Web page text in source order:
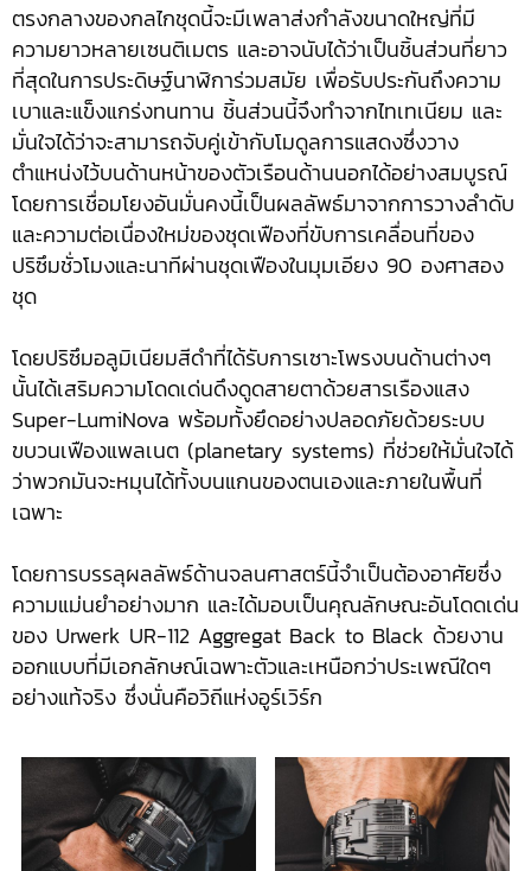
ตรงกลางของกลไกชุดนี้จะมีเพลาส่งกำลังขนาดใหญ่ที่มี
ความยาวหลายเซนติเมตร และอาจนับได้ว่าเป็นชิ้นส่วนที่ยาว
ที่สุดในการประดิษฐ์นาฬิการ่วมสมัย เพื่อรับประกันถึงความ
เบาและแข็งแกร่งทนทาน ชิ้นส่วนนี้จึงทำจากไทเทเนียม และ
มั่นใจได้ว่าจะสามารถจับคู่เข้ากับโมดูลการแสดงซึ่งวาง
ตำแหน่งไว้บนด้านหน้าของตัวเรือนด้านนอกได้อย่างสมบูรณ์
โดยการเชื่อมโยงอันมั่นคงนี้เป็นผลลัพธ์มาจากการวางลำดับ
และความต่อเนื่องใหม่ของชุดเฟืองที่ขับการเคลื่อนที่ของ
ปริซึมชั่วโมงและนาทีผ่านชุดเฟืองในมุมเอียง 90 องศาสอง
ชุด
โดยปริซึมอลูมิเนียมสีดำที่ได้รับการเซาะโพรงบนด้านต่างๆ
นั้นได้เสริมความโดดเด่นดึงดูดสายตาด้วยสารเรืองแสง
Super-LumiNova พร้อมทั้งยึดอย่างปลอดภัยด้วยระบบ
ขบวนเฟืองแพลเนต (planetary systems) ที่ช่วยให้มั่นใจได้
ว่าพวกมันจะหมุนได้ทั้งบนแกนของตนเองและภายในพื้นที่
เฉพาะ
โดยการบรรลุผลลัพธ์ด้านจลนศาสตร์นี้จำเป็นต้องอาศัยซึ่ง
ความแม่นยำอย่างมาก และได้มอบเป็นคุณลักษณะอันโดดเด่น
ของ Urwerk UR-112 Aggregat Back to Black ด้วยงาน
ออกแบบที่มีเอกลักษณ์เฉพาะตัวและเหนือกว่าประเพณีใดๆ
อย่างแท้จริง ซึ่งนั่นคือวิถีแห่งอูร์เวิร์ก